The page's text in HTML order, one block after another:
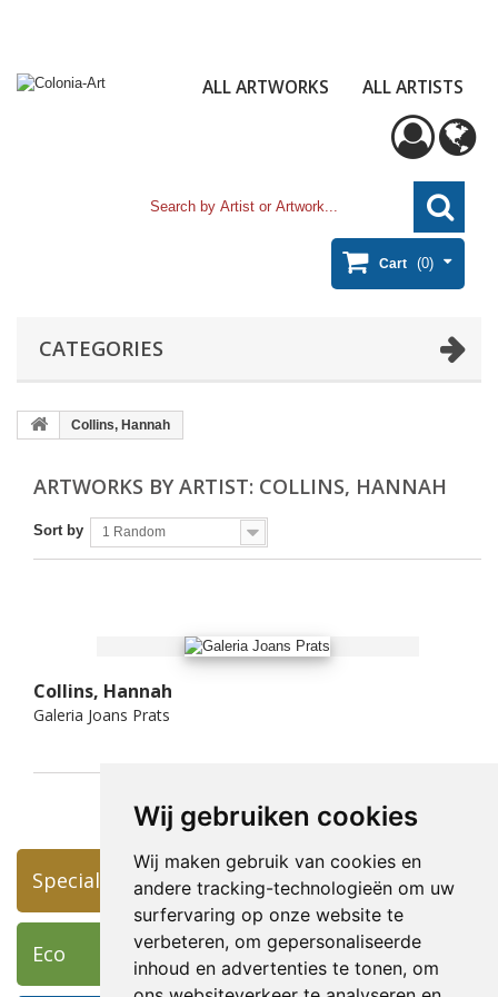
Wij gebruiken cookies
Wij maken gebruik van cookies en
andere tracking-technologieën om uw
surfervaring op onze website te
verbeteren, om gepersonaliseerde
inhoud en advertenties te tonen, om
ALL ARTWORKS ALL ARTISTS
Cart (0)
CATEGORIES
Collins, Hannah
ARTWORKS BY ARTIST: COLLINS, HANNAH
Sort by 1 Random
Collins, Hannah
Galeria Joans Prats
Specials
Eco